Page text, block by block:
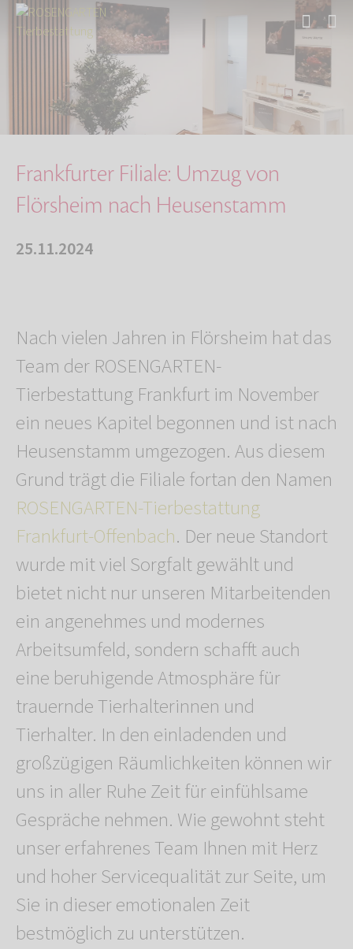
Über uns
Aktuelles
Frankfurter Filiale: Umzug von Flörsheim nach…
Frankfurter Filiale: Umzug von
Flörsheim nach Heusenstamm
25.11.2024
Nach vielen Jahren in Flörsheim hat das
Team der ROSENGARTEN-
Tierbestattung Frankfurt im November
ein neues Kapitel begonnen und ist nach
Heusenstamm umgezogen. Aus diesem
Grund trägt die Filiale fortan den Namen
ROSENGARTEN-Tierbestattung
Frankfurt-Offenbach. Der neue Standort
wurde mit viel Sorgfalt gewählt und
bietet nicht nur unseren Mitarbeitenden
ein angenehmes und modernes
Arbeitsumfeld, sondern schafft auch
eine beruhigende Atmosphäre für
trauernde Tierhalterinnen und
Tierhalter. In den einladenden und
großzügigen Räumlichkeiten können wir
uns in aller Ruhe Zeit für einfühlsame
Gespräche nehmen. Wie gewohnt steht
unser erfahrenes Team Ihnen mit Herz
und hoher Servicequalität zur Seite, um
Sie in dieser emotionalen Zeit
bestmöglich zu unterstützen.